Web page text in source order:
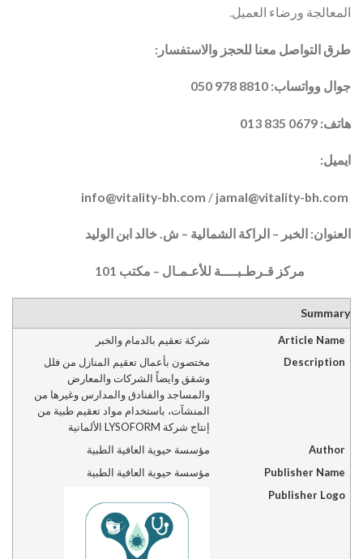
المعالجة ورضاء العميل.
طرق التواصل معنا للحجز والاستفسار:
جوال وواتساب: 8810 978 050
هاتف: 0679 835 013
ايميل:
@vitality-bh.com / jamal@vitality-bh.com
العنوان: الخبر – الراكة الشمالية – ش. خالد ابن الوليد
مركز قـرطـبــــة للأعـمـال – مكتب 101
Summary
Article Name
شركة تعقيم بالدمام والخبر
Description
مختصون بأعمال تعقيم المنازل من فلل
وشقق وايضاً الشركات والمعارض
والمساجد والفنادق والمدارس وغيرها من
المنشآت، باستخدام مواد تعقيم طبية من
إنتاج شركة LYSOFORM الألمانية
Author
مؤسسة حيوية العافية الطبية
Publisher Name
مؤسسة حيوية العافية الطبية
Publisher Logo